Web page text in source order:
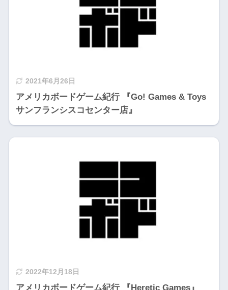
2021年6月26日
アメリカボードゲーム紀行 『Go! Games & Toys
サンフランシスコセンター店』
2022年12月18日
アメリカボードゲーム紀行 『Heretic Games』